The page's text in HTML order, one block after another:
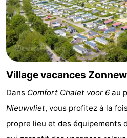
Last
minutes
Plages
Voir
faire
d'intérêt
-
Musées
Village vacances
Dans Comfort Chalet voor 6 au
Nieuwvliet, vous profitez à la
propre lieu et des équipements